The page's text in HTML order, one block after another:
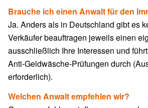
Brauche ich einen Anwalt für den
Ja. Anders als in Deutschland gibt es
Verkäufer beauftragen jeweils einen
ausschließlich Ihre Interessen und
Anti-Geldwäsche-Prüfungen durch
erforderlich).
Welchen Anwalt empfehlen wir?